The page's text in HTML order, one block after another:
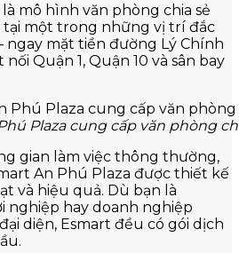
mô hình văn phòng chia sẻ
một trong những vị trí đắc
ngay mặt tiền đường Lý Chính
Quận 1, Quận 10 và sân bay
Plaza cung cấp văn phòng
gian làm việc thông thường,
An Phú Plaza được thiết kế
và hiệu quả. Dù bạn là
nghiệp hay doanh nghiệp
diện, Esmart đều có gói dịch